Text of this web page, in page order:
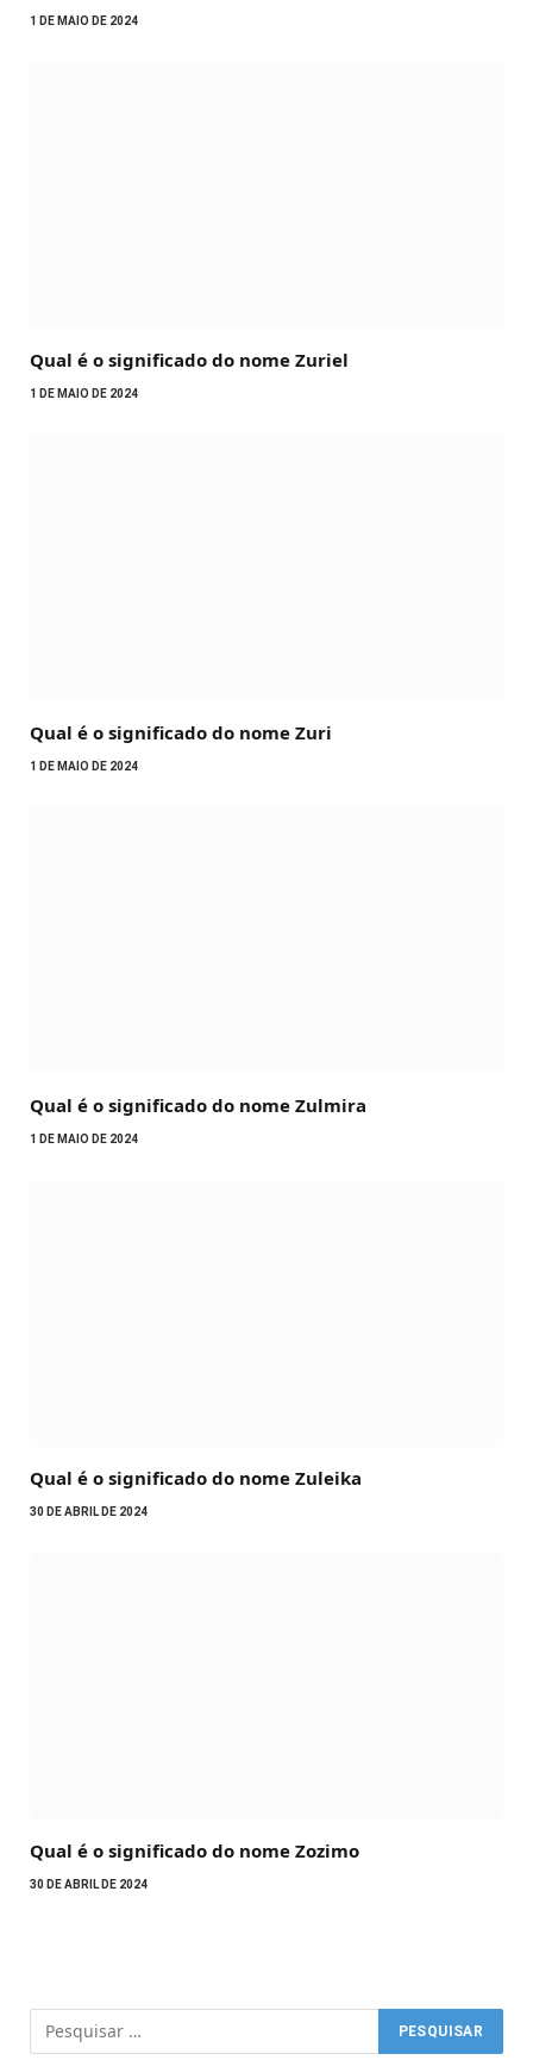
1 DE MAIO DE 2024
Qual é o significado do nome Zuriel
1 DE MAIO DE 2024
Qual é o significado do nome Zuri
1 DE MAIO DE 2024
Qual é o significado do nome Zulmira
1 DE MAIO DE 2024
Qual é o significado do nome Zuleika
30 DE ABRIL DE 2024
Qual é o significado do nome Zozimo
30 DE ABRIL DE 2024